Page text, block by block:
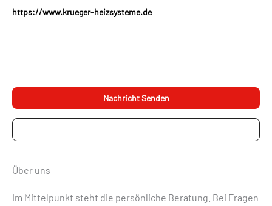
https://www.krueger-heizsysteme.de
Nachricht Senden
Über uns
Im Mittelpunkt steht die persönliche Beratung. Bei Fragen